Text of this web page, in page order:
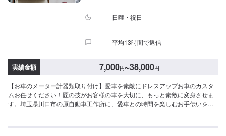
日曜・祝日
平均13時間で返信
実績金額 7,000円〜38,000円
【お車のメーター計器類取り付け】愛車を素敵にドレスアップお車のカスタ
ムお任せください！匠の技がお客様の車を大切に、もっと素敵に変身させま
す。埼玉県川口市の原自動車工作所に、愛車との時間を楽しむお手伝いをさ
ロリヤスポイラーTOM'Sスポイラーフォグイカリング仕様サイドミラーライ